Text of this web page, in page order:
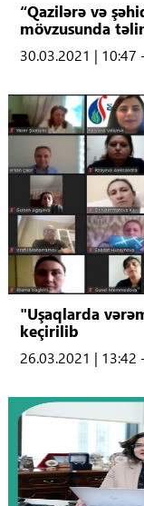
“Qazilərə və
mövzusunda
30.03.2021 | 10:47
"Uşaqlarda
keçirilib
26.03.2021 | 13:42